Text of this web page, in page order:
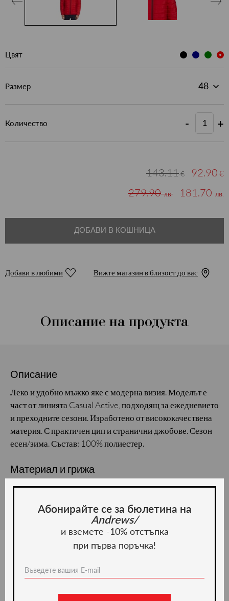
Цвят
Размер
Количество - +
143.11€ 92.90 €
279.90лв. 181.70 лв.
ДОБАВИ В КОШНИЦА
Добави в любими Вижте магазин в близост до вас
Описание на продукта
Описание
Леко и удобно мъжко яке с модерна визия. Моделът е
част от линията Casual Active, подходящ за ежедневието
и преходните сезони. Изработено от висококачествена
материя. С практичен цип и странични джобове. Сезон
есен/зима. Състав: 100% полиестер.
Материал и грижа
Материал: Полиестер
Ние препоръчваме
Абонирайте се за бюлетина на
Andrews/
и вземете -10% отстъпка
при първа поръчка!